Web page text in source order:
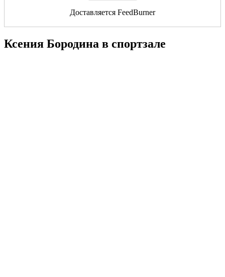
Доставляется FeedBurner
Ксения Бородина в спортзале